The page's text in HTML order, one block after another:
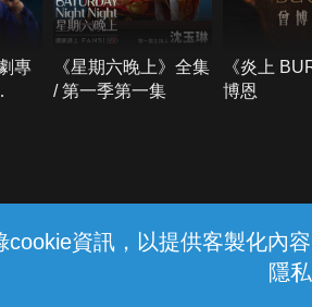
cookie資訊，以提供客製化內
隱
專
《星期六晚上》全集
/ 第一季第一集
《炎上
博恩